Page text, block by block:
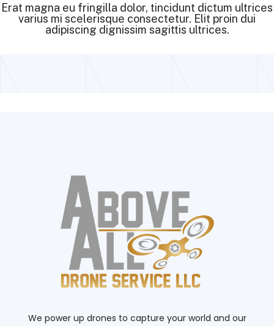
Erat magna eu fringilla dolor, tincidunt dictum ultrices
varius mi scelerisque consectetur. Elit proin dui
adipiscing dignissim sagittis ultrices.
We power up drones to capture your world and our